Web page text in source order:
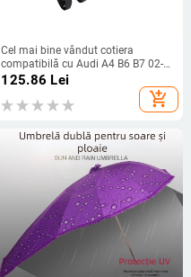
Cel mai bine vândut cotiera
compatibilă cu Audi A4 B6 B7 02-
07, negru, gri, bej
125.86 Lei
add_shopping_cart